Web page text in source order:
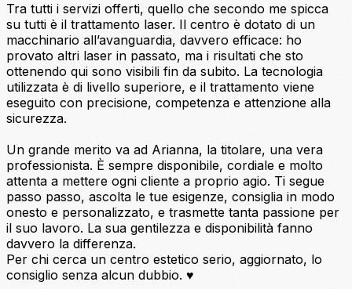
Tra tutti i servizi offerti, quello che secondo me spicca
su tutti è il trattamento laser. Il centro è dotato di un
macchinario all’avanguardia, davvero efficace: ho
provato altri laser in passato, ma i risultati che sto
ottenendo qui sono visibili fin da subito. La tecnologia
utilizzata è di livello superiore, e il trattamento viene
eseguito con precisione, competenza e attenzione alla
sicurezza.
Un grande merito va ad Arianna, la titolare, una vera
professionista. È sempre disponibile, cordiale e molto
attenta a mettere ogni cliente a proprio agio. Ti segue
passo passo, ascolta le tue esigenze, consiglia in modo
onesto e personalizzato, e trasmette tanta passione per
il suo lavoro. La sua gentilezza e disponibilità fanno
davvero la differenza.
Per chi cerca un centro estetico serio, aggiornato, lo
consiglio senza alcun dubbio. ♥️